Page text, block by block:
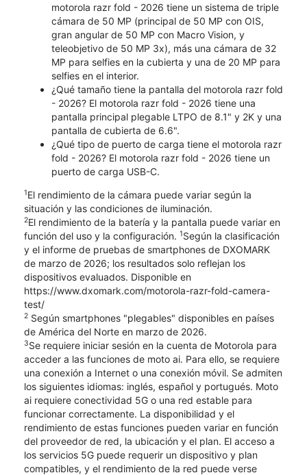
motorola razr fold - 2026 tiene un sistema de triple
cámara de 50 MP (principal de 50 MP con OIS,
gran angular de 50 MP con Macro Vision, y
teleobjetivo de 50 MP 3x), más una cámara de 32
MP para selfies en la cubierta y una de 20 MP para
selfies en el interior.
¿Qué tamaño tiene la pantalla del motorola razr fold
- 2026? El motorola razr fold - 2026 tiene una
pantalla principal plegable LTPO de 8.1" y 2K y una
pantalla de cubierta de 6.6".
¿Qué tipo de puerto de carga tiene el motorola razr
fold - 2026? El motorola razr fold - 2026 tiene un
puerto de carga USB-C.
1El rendimiento de la cámara puede variar según la
situación y las condiciones de iluminación.
2El rendimiento de la batería y la pantalla puede variar en
función del uso y la configuración. 1Según la clasificación
y el informe de pruebas de smartphones de DXOMARK
de marzo de 2026; los resultados solo reflejan los
dispositivos evaluados. Disponible en
https://www.dxomark.com/motorola-razr-fold-camera-
test/
2 Según smartphones "plegables" disponibles en países
de América del Norte en marzo de 2026.
3Se requiere iniciar sesión en la cuenta de Motorola para
acceder a las funciones de moto ai. Para ello, se requiere
una conexión a Internet o una conexión móvil. Se admiten
los siguientes idiomas: inglés, español y portugués. Moto
ai requiere conectividad 5G o una red estable para
funcionar correctamente. La disponibilidad y el
rendimiento de estas funciones pueden variar en función
del proveedor de red, la ubicación y el plan. El acceso a
los servicios 5G puede requerir un dispositivo y plan
compatibles, y el rendimiento de la red puede verse